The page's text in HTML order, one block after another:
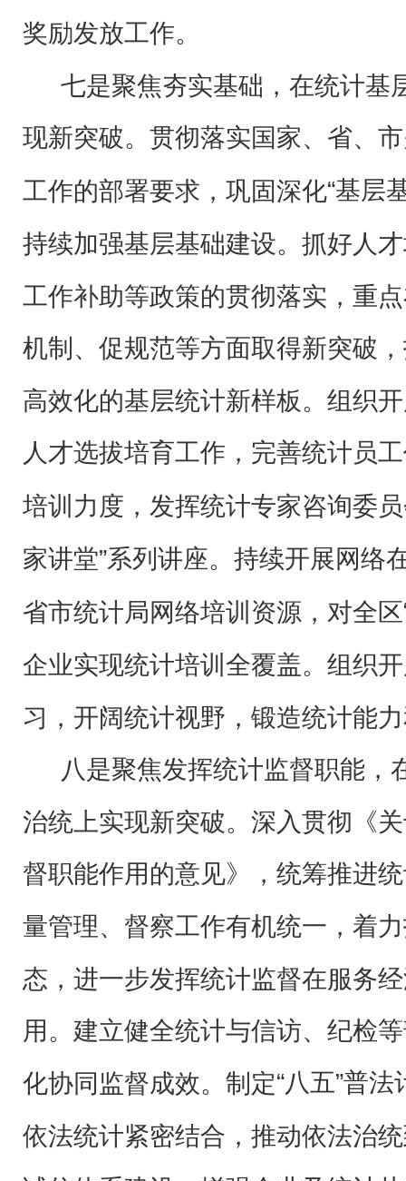
奖励发放工作。
七是聚焦夯实基础，在统计基
现新突破。 贯彻落实国家、省、
工作的部署要求，巩固深化“基层
持续加强基层基础建设。 抓好人
工作补助等政策的贯彻落实，重
机制、促规范等方面取得新突破，
高效化的基层统计新样板。组织
人才选拔培育工作， 完善统计员
培训力度，发挥统计专家咨询委
家讲堂”系列讲座。 持续开展网络
省市统计局网络培训资源，对全区
企业实现统计培训全覆盖。组织
习，开阔统计视野，锻造统计能
八是聚焦发挥统计监督职能，
治统上实现新突破。 深入贯彻《
督职能作用的意见》，统筹推进
量管理、督察工作有机统一，着
态，进一步发挥统计监督在服务
用。建立健全统计与信访、纪检
化协同监督成效。 制定“八五”普
依法统计紧密结合，推动依法治